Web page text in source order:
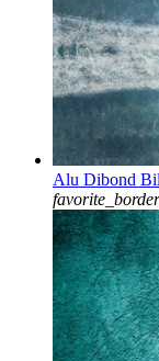
Alu Dibond
favorite_border